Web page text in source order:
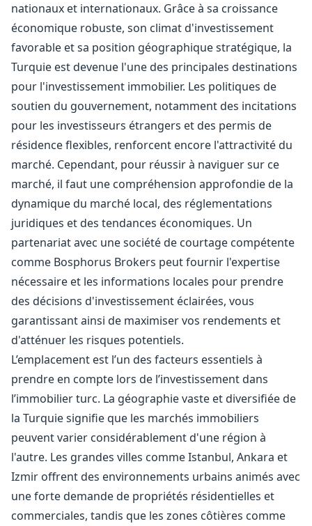
nationaux et internationaux. Grâce à sa croissance
économique robuste, son climat d'investissement
favorable et sa position géographique stratégique, la
Turquie est devenue l'une des principales destinations
pour l'investissement immobilier. Les politiques de
soutien du gouvernement, notamment des incitations
pour les investisseurs étrangers et des permis de
résidence flexibles, renforcent encore l'attractivité du
marché. Cependant, pour réussir à naviguer sur ce
marché, il faut une compréhension approfondie de la
dynamique du marché local, des réglementations
juridiques et des tendances économiques. Un
partenariat avec une société de courtage compétente
comme Bosphorus Brokers peut fournir l'expertise
nécessaire et les informations locales pour prendre
des décisions d'investissement éclairées, vous
garantissant ainsi de maximiser vos rendements et
d'atténuer les risques potentiels.
L’emplacement est l’un des facteurs essentiels à
prendre en compte lors de l’investissement dans
l’immobilier turc. La géographie vaste et diversifiée de
la Turquie signifie que les marchés immobiliers
peuvent varier considérablement d'une région à
l'autre. Les grandes villes comme Istanbul, Ankara et
Izmir offrent des environnements urbains animés avec
une forte demande de propriétés résidentielles et
commerciales, tandis que les zones côtières comme